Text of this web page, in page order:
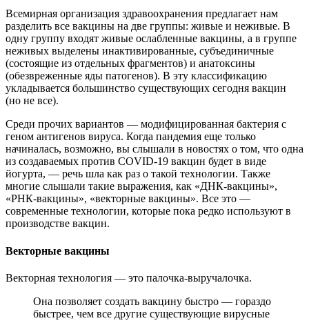
Всемирная организация здравоохранения предлагает нам
разделить все вакцины на две группы: живые и неживые. В
одну группу входят живые ослабленные вакцины, а в группе
неживых выделены инактивированные, субъединичные
(состоящие из отдельных фрагментов) и анатоксины
(обезвреженные яды патогенов). В эту классификацию
укладывается большинство существующих сегодня вакцин
(но не все).
Среди прочих вариантов — модифицированная бактерия с
геном антигенов вируса. Когда пандемия еще только
начиналась, возможно, вы слышали в новостях о том, что одна
из создаваемых против COVID-19 вакцин будет в виде
йогурта, — речь шла как раз о такой технологии. Также
многие слышали такие выражения, как «ДНК-вакцины»,
«РНК-вакцины», «векторные вакцины». Все это —
современные технологии, которые пока редко используют в
производстве вакцин.
Векторные вакцины
Векторная технология — это палочка-выручалочка.
Она позволяет создать вакцину быстро — гораздо
быстрее, чем все другие существующие вирусные